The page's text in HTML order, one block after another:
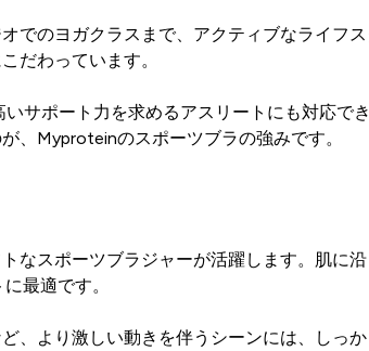
でのヨガクラスまで、アクティブなライフ
だわっています。
サポート力を求めるアスリートにも対応
、Myproteinのスポーツブラの強みです。
なスポーツブラジャーが活躍します。肌に
最適です。
、より激しい動きを伴うシーンには、しっ